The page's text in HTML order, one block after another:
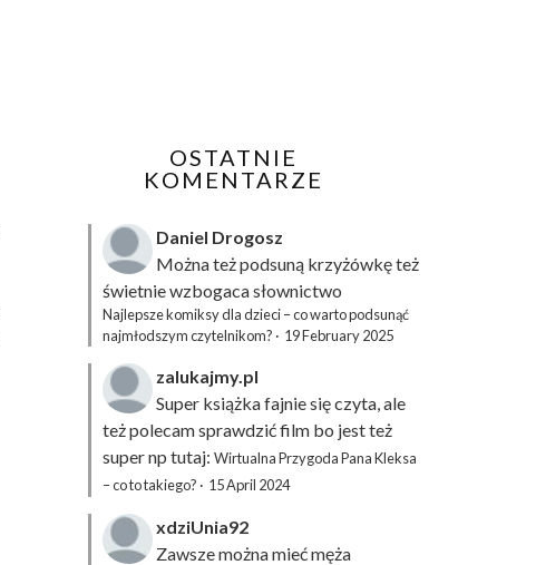
OSTATNIE
KOMENTARZE
Daniel Drogosz
Można też podsuną krzyżówkęteż
świetnie wzbogaca słownictwo
Najlepsze komiksy dla dzieci – co warto podsunąć
najmłodszym czytelnikom? · 19 February 2025
zalukajmy.pl
Super książka fajnie się czyta, ale
też polecam sprawdzić film bo jest też
super np tutaj: Wirtualna Przygoda Pana Kleksa
– co to takiego? · 15 April 2024
xdziUnia92
Zawsze można mieć męża